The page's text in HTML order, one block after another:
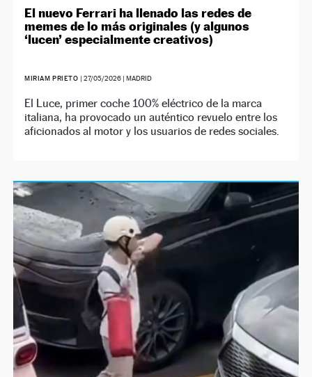
El nuevo Ferrari ha llenado las redes de
memes de lo más originales (y algunos
‘lucen’ especialmente creativos)
MIRIAM PRIETO | 27/05/2026| MADRID
El Luce, primer coche 100% eléctrico de la marca
italiana, ha provocado un auténtico revuelo entre los
aficionados al motor y los usuarios de redes sociales.